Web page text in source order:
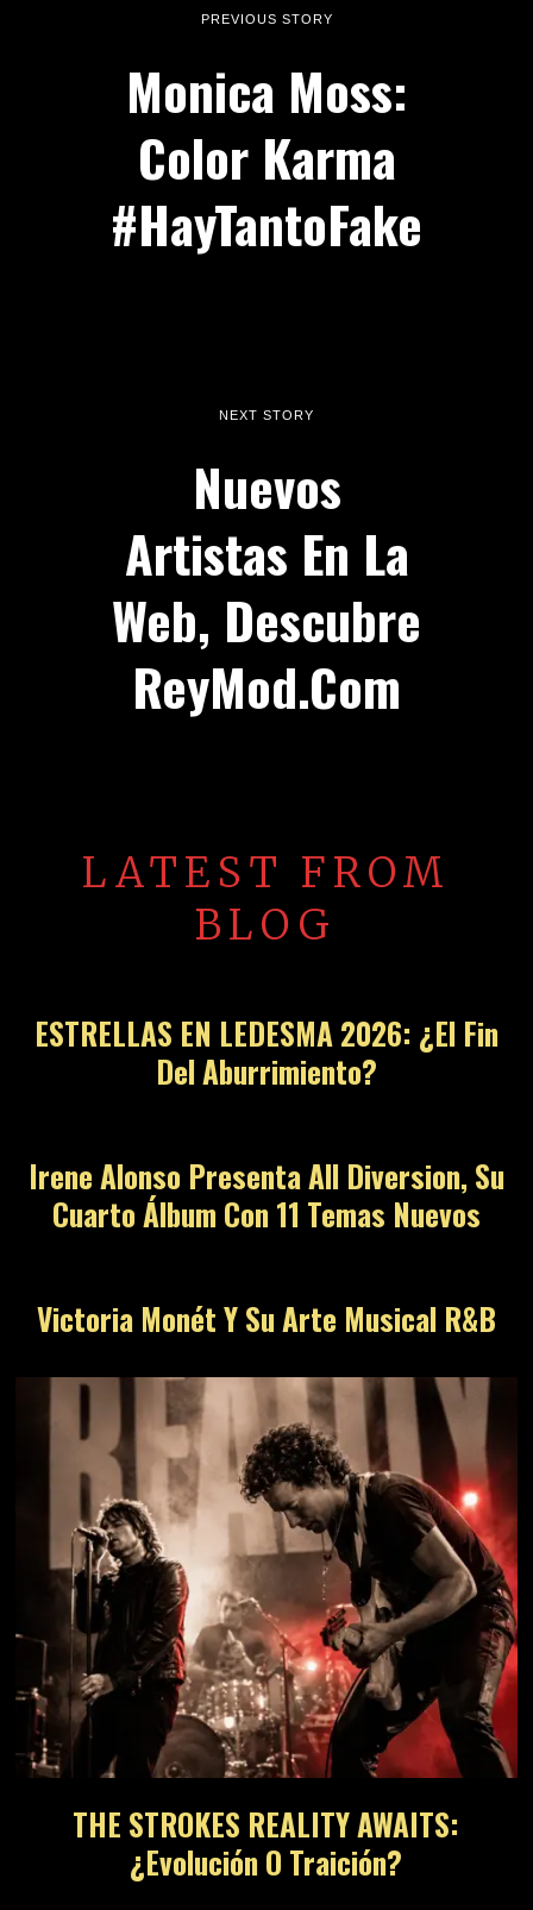
PREVIOUS STORY
Monica Moss:
Color Karma
#HayTantoFake
NEXT STORY
Nuevos
Artistas En La
Web, Descubre
ReyMod.com
LATEST FROM
BLOG
ESTRELLAS EN LEDESMA 2026: ¿El Fin
Del Aburrimiento?
Irene Alonso Presenta All Diversion, Su
Cuarto Álbum Con 11 Temas Nuevos
Victoria Monét Y Su Arte Musical R&B
THE STROKES REALITY AWAITS:
¿Evolución O Traición?